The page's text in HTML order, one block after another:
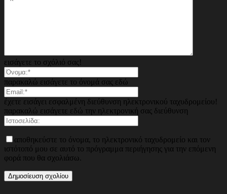
εισάγετε το σχόλιό σας!
παρακαλώ εισάγετε το όνομά σας εδώ
έχετε εισάγει εσφαλμένη διεύθυνση ηλεκτρονικού ταχυδρομείου!
παρακαλώ εισάγετε εδώ την ηλεκτρονική σας διεύθυνση
αποθηκεύστε το όνομα, το ηλεκτρονικό ταχυδρομείο και τον
ιστότοπό μου σε αυτό το πρόγραμμα περιήγησης για την επόμενη
φορά που θα σχολιάσω.